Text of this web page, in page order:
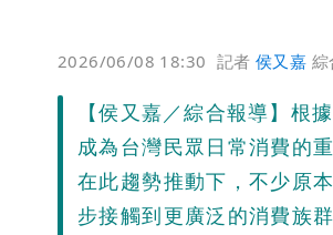
2026/06/08 18:30 記者侯又嘉 綜
【侯又嘉／綜合報導】根
成為台灣民眾日常消費的
在此趨勢推動下，不少原
步接觸到更廣泛的消費族